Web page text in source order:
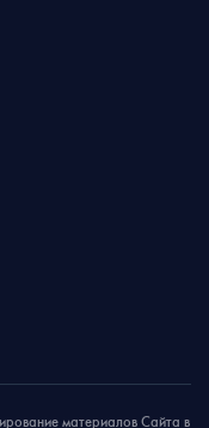
материалов Сайта в